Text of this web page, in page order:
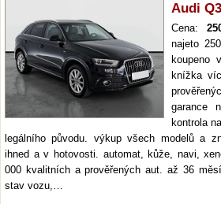
Audi
Cena:
najeto
koupeno
knížka
garance
kontrola
legálního původu. výkup všech modelů a
ihned a v hotovosti. automat, kůže, navi,
000 kvalitních a prověřených aut. až 36
stav vozu,…